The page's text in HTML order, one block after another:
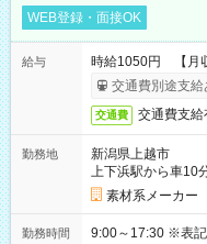
WEB登録・面接OK
給与
時給1050円 【月
交通費別途支給
交通費 交通費支給
勤務地
新潟県上越市
上下浜駅から車10
素材系メーカー
勤務時間 9:00～